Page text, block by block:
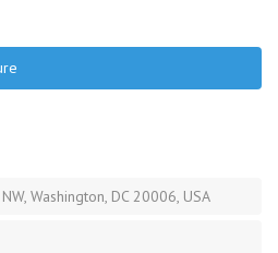
Washington, DC 20006, USA